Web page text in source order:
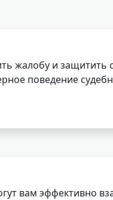
жалобу и защитить
поведение
вам эффективно